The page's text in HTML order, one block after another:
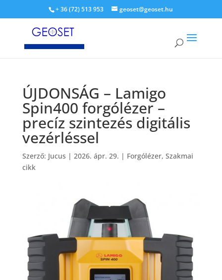
+ 36 (72) 513 953 geoset@geoset.hu
ÚJDONSÁG – Lamigo
Spin400 forgólézer –
precíz szintezés digitális
vezérléssel
Szerző: Jucus | 2026. ápr. 29. | Forgólézer, Szakmai
cikk